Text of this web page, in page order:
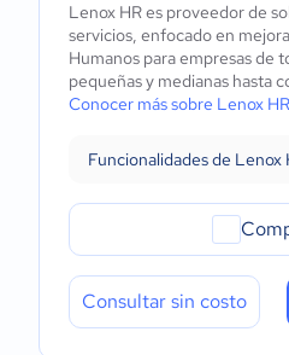
Lenox HR es proveedor de
servicios, enfocado en
Humanos para empresas de
pequeñas y medianas hasta
Conocer más sobre Lenox HR
Funcionalidades de Lenox
Consultar sin costo